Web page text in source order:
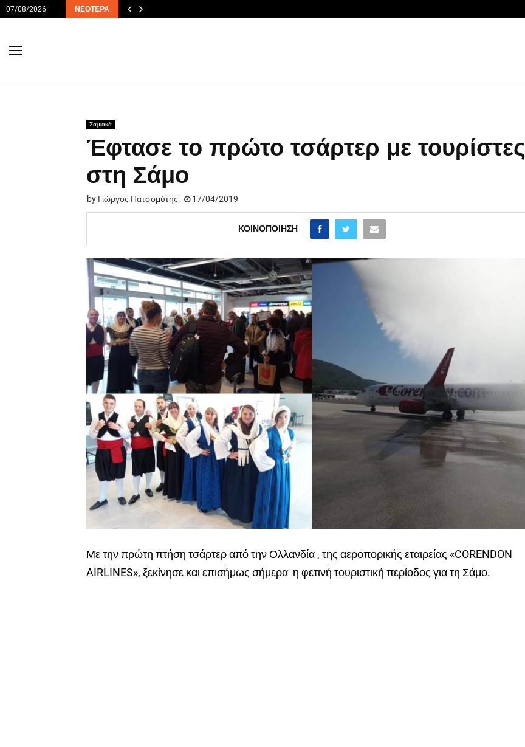
07/08/2026 ΝΕΌΤΕΡΑ
Σαμιακά
Έφτασε το πρώτο τσάρτερ με τουρίστες
στη Σάμο
by Γιώργος Πατσομύτης 17/04/2019
ΚΟΙΝΟΠΟΊΗΣΗ
Με την πρώτη πτήση τσάρτερ από την Ολλανδία , της αεροπορικής εταιρείας «CORENDON
AIRLINES», ξεκίνησε και επισήμως σήμερα η φετινή τουριστική περίοδος για τη Σάμο.